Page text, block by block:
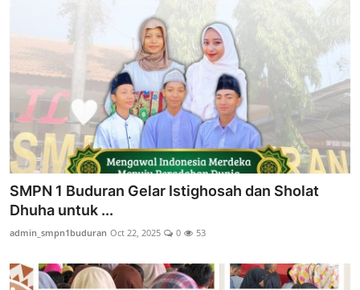
SMPN 1 Buduran Gelar Istighosah dan Sholat
Dhuha untuk ...
admin_smpn1buduran Oct 22, 2025 0 53